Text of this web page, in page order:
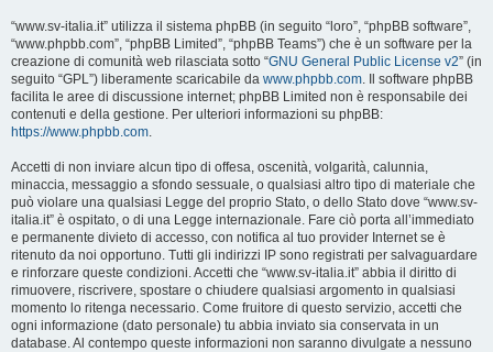
“www.sv-italia.it” utilizza il sistema phpBB (in seguito “loro”, “phpBB software”,
“www.phpbb.com”, “phpBB Limited”, “phpBB Teams”) che è un software per la
creazione di comunità web rilasciata sotto “GNU General Public License v2” (in
seguito “GPL”) liberamente scaricabile da www.phpbb.com. Il software phpBB
facilita le aree di discussione internet; phpBB Limited non è responsabile dei
contenuti e della gestione. Per ulteriori informazioni su phpBB:
https://www.phpbb.com.
Accetti di non inviare alcun tipo di offesa, oscenità, volgarità, calunnia,
minaccia, messaggio a sfondo sessuale, o qualsiasi altro tipo di materiale che
può violare una qualsiasi Legge del proprio Stato, o dello Stato dove “www.sv-
italia.it” è ospitato, o di una Legge internazionale. Fare ciò porta all’immediato
e permanente divieto di accesso, con notifica al tuo provider Internet se è
ritenuto da noi opportuno. Tutti gli indirizzi IP sono registrati per salvaguardare
e rinforzare queste condizioni. Accetti che “www.sv-italia.it” abbia il diritto di
rimuovere, riscrivere, spostare o chiudere qualsiasi argomento in qualsiasi
momento lo ritenga necessario. Come fruitore di questo servizio, accetti che
ogni informazione (dato personale) tu abbia inviato sia conservata in un
database. Al contempo queste informazioni non saranno divulgate a nessuno